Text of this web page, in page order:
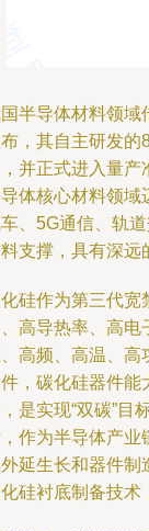
半导体材料领域
，其自主研发的
并正式进入量产
体核心材料领域
、5G通信、轨
支撑，具有深远
硅作为第三代宽
高导热率、高电
高频、高温、高
，碳化硅器件能
是实现“双碳”目
作为半导体产业
延生长和器件制
硅衬底制备技术